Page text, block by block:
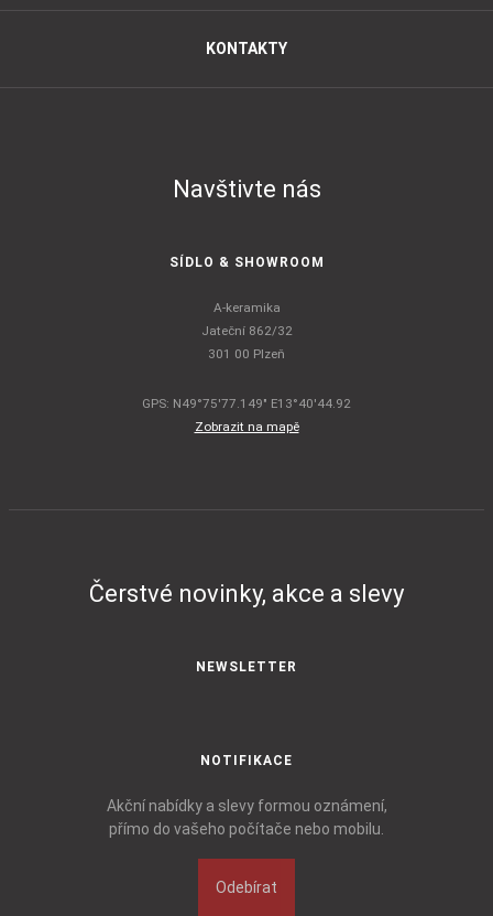
KONTAKTY
Navštivte nás
SÍDLO & SHOWROOM
A-keramika
Jateční 862/32
301 00 Plzeň
GPS: N49°75'77.149" E13°40'44.92
Zobrazit na mapě
Čerstvé novinky, akce a slevy
NEWSLETTER
NOTIFIKACE
Akční nabídky a slevy formou oznámení,
přímo do vašeho počítače nebo mobilu.
Odebírat